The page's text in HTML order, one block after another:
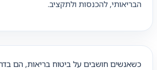
הבריאותי, להכנסות ולתקציב.
כשאנשים חושבים על ביטוח בריאות, הם